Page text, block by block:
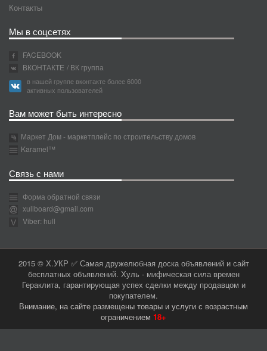
Контакты
Мы в соцсетях
FACEBOOK
ВКОНТАКТЕ / ВК группа
в нашей группе вконтакте более 6000
активных пользователей
Вам может быть интересно
Маркет Дом - маркетплейс по строительству домов
Karamel™
Связь с нами
Форма обратной связи
xullboard@gmail.com
Viber: hull
2015 © Х.УКР ✅ Самая дружелюбная доска объявлений и сайт
бесплатных объявлений. Хуль - мифическая сила времен
Гераклита, гарантирующая успех сделки между продавцом и
покупателем.
Внимание, на сайте размещены товары и услуги с возрастным
ограничением 18+